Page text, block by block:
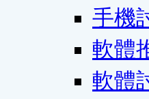
手機
軟體
軟體